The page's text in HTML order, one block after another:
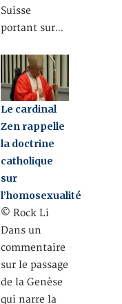
Suisse
portant sur…
Le cardinal
Zen rappelle
la doctrine
catholique
sur
l’homosexualité
© Rock Li
Dans un
commentaire
sur le passage
de la Genèse
qui narre la